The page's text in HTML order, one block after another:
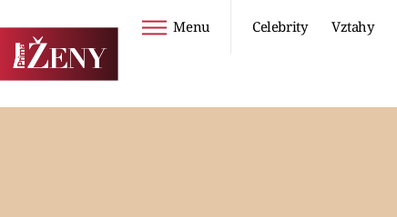
Menu Celebrity Vztahy